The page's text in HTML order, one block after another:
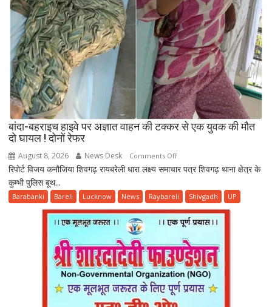
बांदा-बहराइच हाइवे पर अज्ञात वाहन की टक्कर से एक युवक की मौत
दो घायल ! दोनों रेफर
August 8, 2026 News Desk Comments Offon
बांदा-
हाइवे
पर
अज्ञात
की
टक्कर
से
एक
युवक
रिपोर्ट विजय कनौजिया शिवगढ़ रायबरेली धारा लक्ष्य समाचार पत्र शिवगढ़ थाना क्षेत्र के
कुम्भी पुलिस बूथ...
Barabanki Bareli Lucknow News Raybareli Shivgadh UP